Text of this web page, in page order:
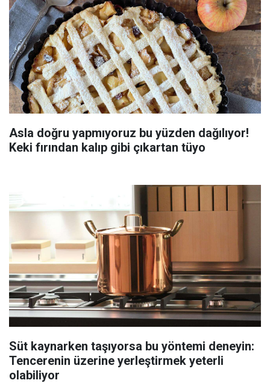
Asla doğru yapmıyoruz bu yüzden dağılıyor!
Keki fırından kalıp gibi çıkartan tüyo
Süt kaynarken taşıyorsa bu yöntemi deneyin:
Tencerenin üzerine yerleştirmek yeterli
olabiliyor